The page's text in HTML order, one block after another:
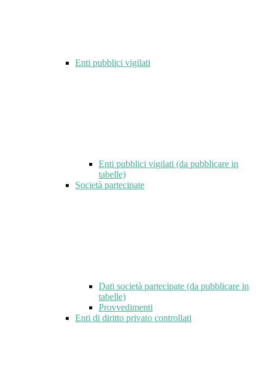
Enti pubblici vigilati
Enti pubblici vigilati (da pubblicare in
tabelle)
Società partecipate
Dati società partecipate (da pubblicare in
tabelle)
Provvedimenti
Enti di diritto privato controllati